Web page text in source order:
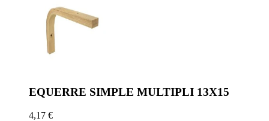
EQUERRE SIMPLE MULTIPLI 13X15
4,17 €